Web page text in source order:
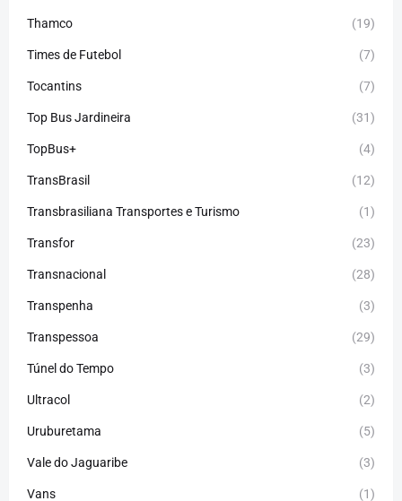
Thamco (19)
Times de Futebol (7)
Tocantins (7)
Top Bus Jardineira (31)
TopBus+ (4)
TransBrasil (12)
Transbrasiliana Transportes e Turismo (1)
Transfor (23)
Transnacional (28)
Transpenha (3)
Transpessoa (29)
Túnel do Tempo (3)
Ultracol (2)
Uruburetama (5)
Vale do Jaguaribe (3)
Vans (1)